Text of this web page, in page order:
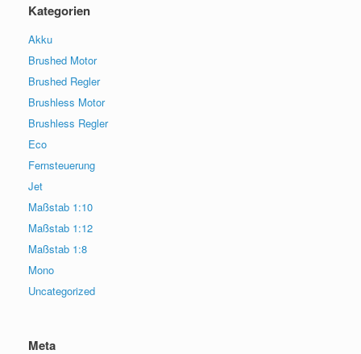
Kategorien
Akku
Brushed Motor
Brushed Regler
Brushless Motor
Brushless Regler
Eco
Fernsteuerung
Jet
Maßstab 1:10
Maßstab 1:12
Maßstab 1:8
Mono
Uncategorized
Meta